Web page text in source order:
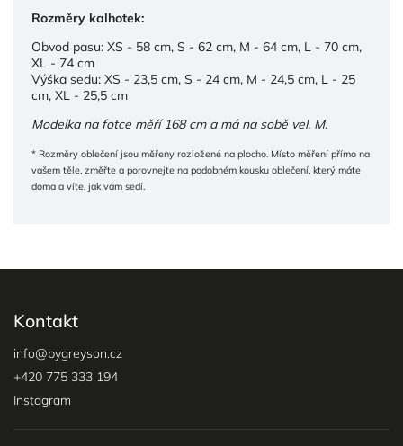
Rozměry kalhotek:
Obvod pasu: XS - 58 cm, S - 62 cm, M - 64 cm, L - 70 cm,
XL - 74 cm
Výška sedu: XS - 23,5 cm, S - 24 cm, M - 24,5 cm, L - 25
cm, XL - 25,5 cm
Modelka na fotce měří 168 cm a má na sobě vel. M.
* Rozměry oblečení jsou měřeny rozložené na plocho. Místo měření přímo na
vašem těle, změřte a porovnejte na podobném kousku oblečení, který máte
doma a víte, jak vám sedí.
Kontakt
info@bygreyson.cz
+420 775 333 194
Instagram